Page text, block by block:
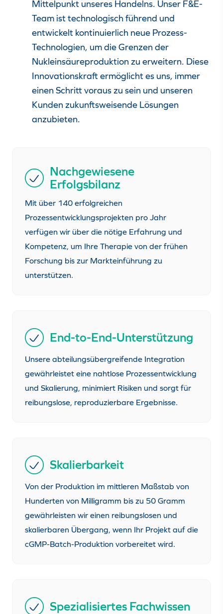
Mittelpunkt unseres Handelns. Unser F&E-
Team ist technologisch führend und
entwickelt kontinuierlich neue Prozess-
Technologien, um die Grenzen der
Nukleinsäureproduktion zu erweitern. Diese
Innovationskraft ermöglicht es uns, immer
einen Schritt voraus zu sein und unseren
Kunden zukunftsweisende Lösungen
anzubieten.
Nachgewiesene
Erfolgsbilanz
Mit über 140 erfolgreichen
Prozessentwicklungsprojekten pro Jahr
verfügen wir über die nötige Erfahrung und
Kompetenz, um Ihre Therapie von der frühen
Forschung bis zur Markteinführung zu
unterstützen.
End-to-End-Unterstützung
Unsere abteilungsübergreifende Integration
gewährleistet eine nahtlose Prozessentwicklung
und Skalierung, minimiert Risiken und sorgt für
reibungslose, reproduzierbare Ergebnisse.
Skalierbarkeit
Von der Produktion im mittleren Maßstab von
Hunderten von Milligramm bis zu 50 Gramm
gewährleisten wir einen reibungslosen und
skalierbaren Übergang, wenn Ihr Projekt auf die
cGMP-Batch-Produktion vorbereitet wird.
Spezialisiertes Fachwissen